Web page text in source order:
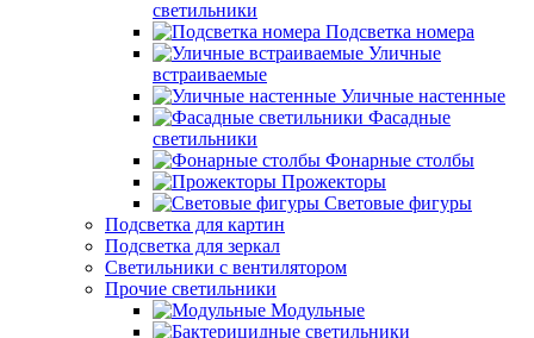
светильники
Подсветка номера
Уличные
встраиваемые
Уличные настенные
Фасадные
светильники
Фонарные столбы
Прожекторы
Световые фигуры
Подсветка для картин
Подсветка для зеркал
Светильники с вентилятором
Прочие светильники
Модульные